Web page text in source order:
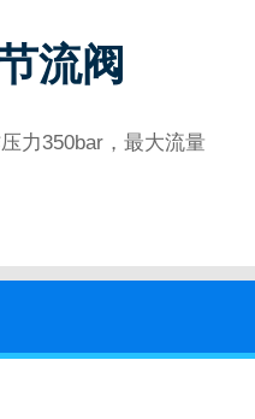
流阀
力350bar，最大流量